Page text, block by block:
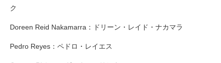
ク
Doreen Reid Nakamarra：ドリーン・レイド・ナカマラ
Pedro Reyes：ペドロ・レイエス